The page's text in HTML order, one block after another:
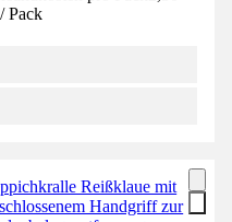
/ Pack
Reißklaue mit
Handgriff zur